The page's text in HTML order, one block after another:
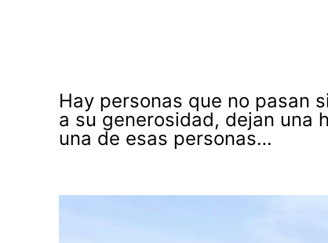
Hay personas que no pasan
a su generosidad, dejan una
una de esas personas…